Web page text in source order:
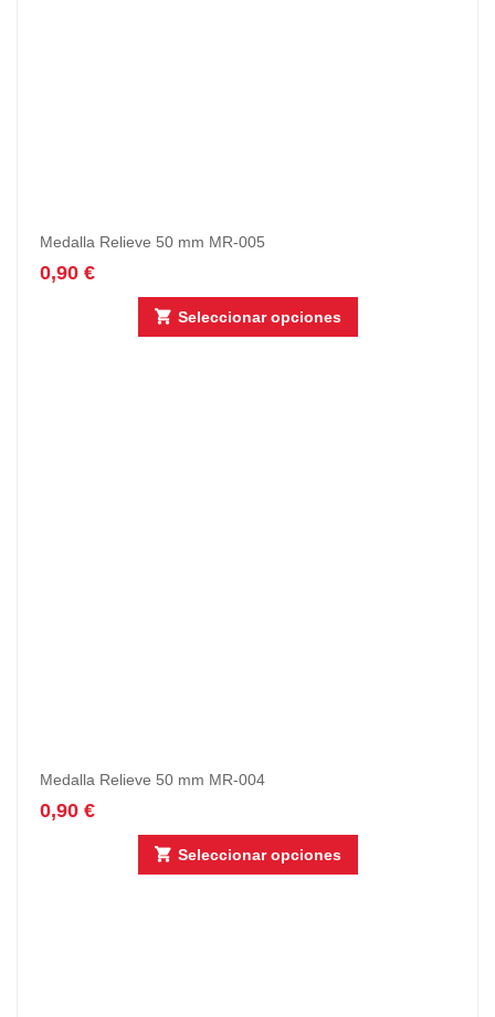
Medalla Relieve 50 mm MR-005
0,90 €
Seleccionar opciones
Medalla Relieve 50 mm MR-004
0,90 €
Seleccionar opciones